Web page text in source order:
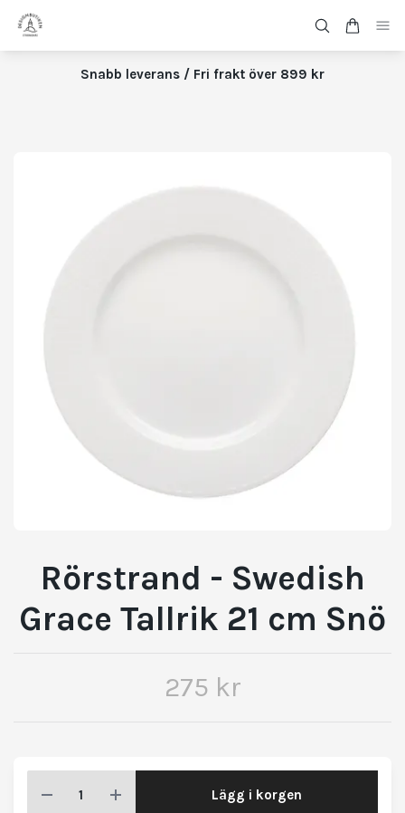
Snabb leverans / Fri frakt över 899 kr
Rörstrand - Swedish
Grace Tallrik 21 cm Snö
275 kr
Lägg i korgen